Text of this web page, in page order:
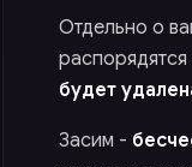
Отдельно о
будет
Засим -